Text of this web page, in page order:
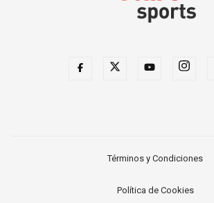
Términos y Condiciones
Política de Cookies